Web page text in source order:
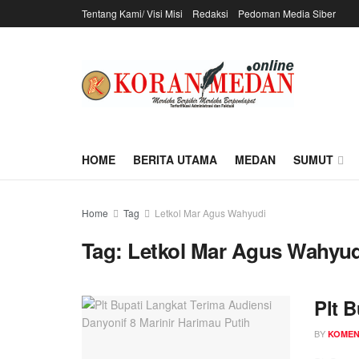
Tentang Kami/ Visi Misi Redaksi Pedoman Media Siber
HOME BERITA UTAMA MEDAN SUMUT
Home Tag Letkol Mar Agus Wahyudi
Tag: Letkol Mar Agus
Plt
BY KOMEN